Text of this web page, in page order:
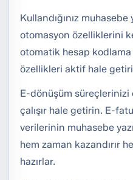
Kullandığınız muhasebe
otomasyon özelliklerini
otomatik hesap
özellikleri aktif hale
E-dönüşüm
çalışır hale getirin. E-
verilerinin muhasebe
hem zaman kazandırır
hazırlar.